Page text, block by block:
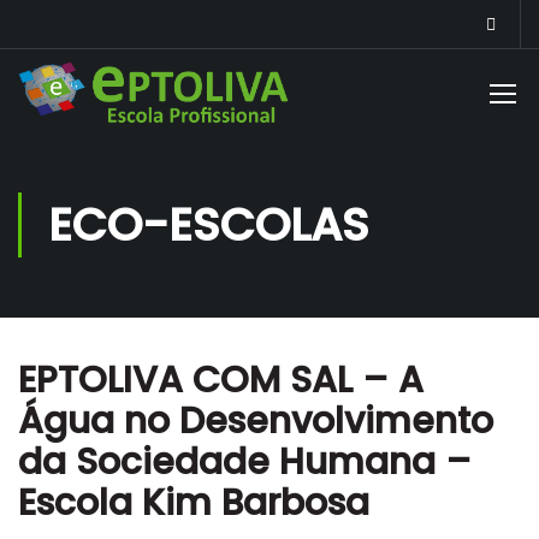
ECO-ESCOLAS
EPTOLIVA COM SAL – A
Água no Desenvolvimento
da Sociedade Humana –
Escola Kim Barbosa